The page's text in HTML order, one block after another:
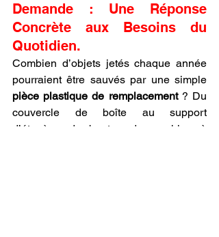
Demande : Une Réponse
Concrète aux Besoins du
Quotidien.
Combien d’objets jetés chaque année
pièce plastique de remplacement ? Du
couvercle de boîte au support
d’étagère, du bouton de machine à